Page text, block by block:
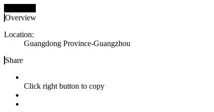
Overview
Location:
Guangdong Province-Guangzhou
Share
Click right button to copy